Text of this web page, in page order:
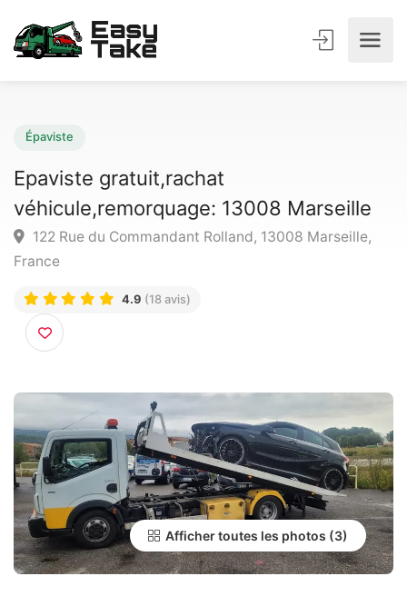
Epaviste gratuit,rachat
véhicule,remorquage: 13008 Marseille
122 Rue du Commandant Rolland, 13008 Marseille,
Afficher toutes les photos